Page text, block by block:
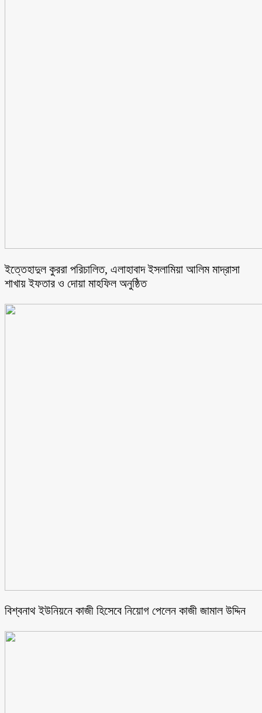
ইত্তেহাদুল কুররা পরিচালিত, এলাহাবাদ ইসলামিয়া আলিম মাদ্রাসা
শাখায় ইফতার ও দোয়া মাহফিল অনুষ্ঠিত
বিশ্বনাথ ইউনিয়নে কাজী হিসেবে নিয়োগ পেলেন কাজী জামাল উদ্দিন